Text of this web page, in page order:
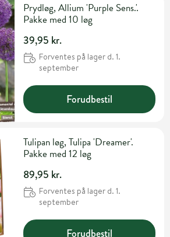
Prydløg, Allium 'Purple Sens.'.
Pakke med 10 løg
39,95 kr.
Forventes på lager d. 1.
september
Forudbestil
Tulipan løg, Tulipa 'Dreamer'.
Pakke med 12 løg
89,95 kr.
Forventes på lager d. 1.
september
Forudbestil